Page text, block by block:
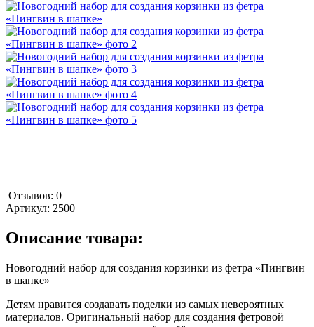
Отзывов: 0
Артикул: 2500
Описание товара:
Новогодний набор для создания корзинки из фетра «Пингвин
в шапке»
Детям нравится создавать поделки из самых невероятных
материалов. Оригинальный набор для создания фетровой